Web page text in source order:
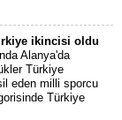
ikincisi oldu
Alanya'da
Türkiye
eden milli sporcu
Türkiye